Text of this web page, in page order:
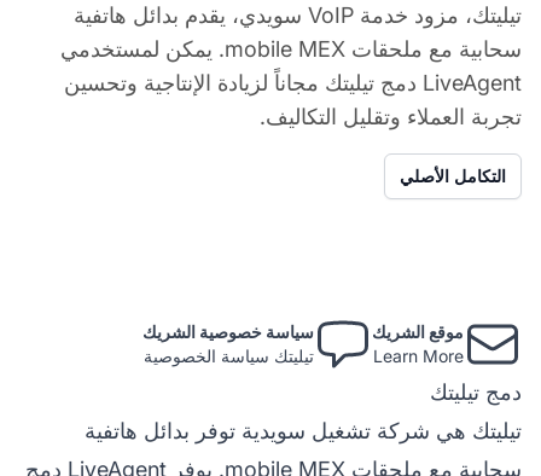
تيليتك، مزود خدمة VoIP سويدي، يقدم بدائل هاتفية
سحابية مع ملحقات mobile MEX. يمكن لمستخدمي
LiveAgent دمج تيليتك مجاناً لزيادة الإنتاجية وتحسين
تجربة العملاء وتقليل التكاليف.
التكامل الأصلي
موقع الشريك
Learn More
سياسة خصوصية الشريك
تيليتك سياسة الخصوصية
دمج تيليتك
تيليتك هي شركة تشغيل سويدية توفر بدائل هاتفية
سحابية مع ملحقات mobile MEX. يوفر LiveAgent دمج